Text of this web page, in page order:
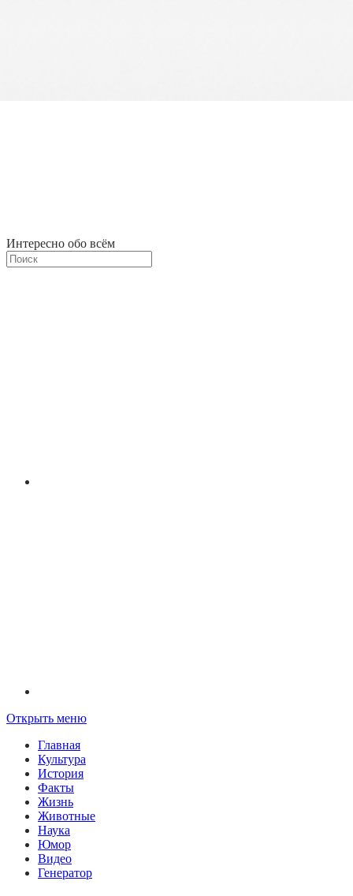
Интересно обо всём
Открыть меню
Главная
Культура
История
Факты
Жизнь
Животные
Наука
Юмор
Видео
Генератор